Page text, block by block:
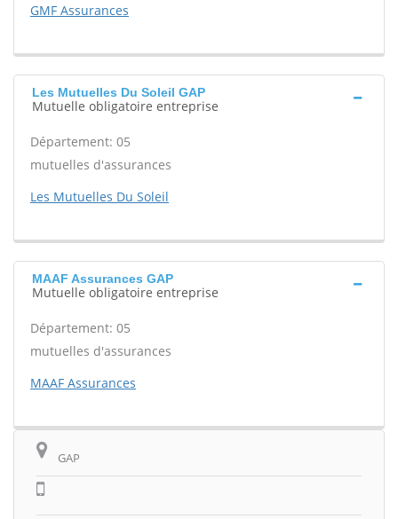
GMF Assurances
Les Mutuelles Du Soleil GAP
Mutuelle obligatoire entreprise
Département: 05
mutuelles d'assurances
Les Mutuelles Du Soleil
MAAF Assurances GAP
Mutuelle obligatoire entreprise
Département: 05
mutuelles d'assurances
MAAF Assurances
GAP